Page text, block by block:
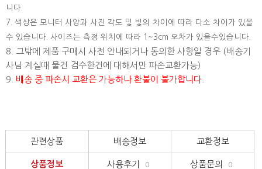
니다.
7. 색상은 모니터 사양과 사진 각도 및 빛의 차이에 따라 다소 차이가 있을
수 있습니다. 사이즈는 측정 위치에 따라 1~3cm 오차가 있을수있습니다.
8. 그밖에 제품 구매시 사전 안내되거나 동의한 사항일 경우 (배송기
사님 계실때 물건 검수한건에 대해서만 파손교환가능)
9. 배송 중 파손시 교환은 가능하나 환불이 불가합니다.
관련상품 배송정보 교환정보
상품정보 사용후기 0 상품문의 0